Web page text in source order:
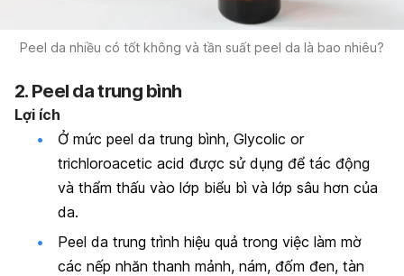
Peel da nhiều có tốt không và tần suất peel da là bao nhiêu?
2. Peel da trung bình
Lợi ích
Ở mức peel da trung bình, Glycolic or
trichloroacetic acid được sử dụng để tác động
và thẩm thấu vào lớp biểu bì và lớp sâu hơn của
da.
Peel da trung trình hiệu quả trong việc làm mờ
các nếp nhăn thanh mảnh, nám, đốm đen, tàn